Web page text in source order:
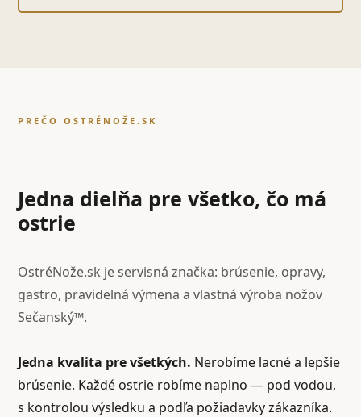
PREČO OSTRÉNOŽE.SK
Jedna dielňa pre všetko, čo má
ostrie
OstréNože.sk je servisná značka: brúsenie, opravy,
gastro, pravidelná výmena a vlastná výroba nožov
Sečanský™.
Jedna kvalita pre všetkých. Nerobíme lacné a lepšie
brúsenie. Každé ostrie robíme naplno — pod vodou,
s kontrolou výsledku a podľa požiadavky zákazníka.